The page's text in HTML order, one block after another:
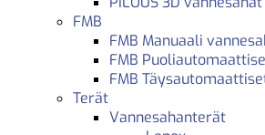
FMB
FMB Manuaali
FMB
FMB
Terät
Vannesahanterät